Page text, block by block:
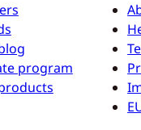
program